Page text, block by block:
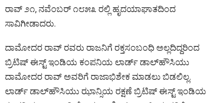
ರಾವ್ ೨೧, ನವೆಂಬರ್ ೧೮೫೩ ರಲ್ಲಿ ಹೃದಯಾಘಾತದಿಂದ
ಸಾವಿಗೀಡಾದರು.
ದಾಮೋದರ ರಾವ್ ರವರು ರಾಜನಿಗೆ ರಕ್ತಸಂಬಂಧಿ ಅಲ್ಲದಿದ್ದರಿಂದ
ಬ್ರಿಟಿಷ್ ಈಸ್ಟ್ ಇಂಡಿಯ ಕಂಪನಿಯ ಲಾರ್ಡ್ ಡಾಲ್‌ಹೌಸಿಯು
ದಾಮೋದರ ರಾವ್ ಅವರಿಗೆ ರಾಜಾಭಿಶೇಕ ಮಾಡಲು ಬಿಡಲಿಲ್ಲ.
ಲಾರ್ಡ್ ಡಾಲ್‌ಹೌಸಿಯು ಝಾನ್ಸಿಯ ರಕ್ಷಣೆ ಬ್ರಿಟಿಷ್ ಈಸ್ಟ್ ಇಂಡಿಯ